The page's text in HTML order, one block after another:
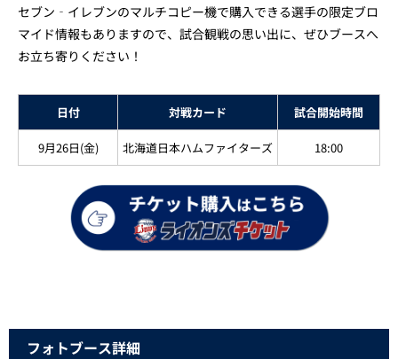
セブン‐イレブンのマルチコピー機で購入できる選手の限定ブロ
マイド情報もありますので、試合観戦の思い出に、ぜひブースへ
お立ち寄りください！
日付 対戦カード 試合開始時間
9月26日(金) 北海道日本ハムファイターズ 18:00
フォトブース詳細